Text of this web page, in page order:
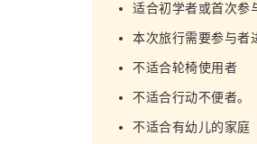
适合初学者或首次参
本次旅行需要参与者
不适合轮椅使用者
不适合行动不便者。
不适合有幼儿的家庭